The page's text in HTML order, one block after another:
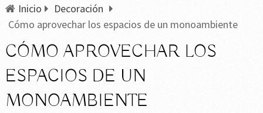
Inicio
Decoración
Cómo aprovechar los espacios de un monoambiente
CÓMO APROVECHAR LOS
ESPACIOS DE UN
MONOAMBIENTE